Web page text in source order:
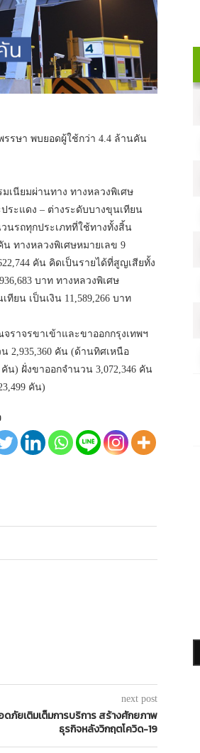
รษา พบยอดผู้ใช้กว่า 4.4 ล้านคัน
เนียมผ่านทาง ทางหลวงพิเศษ
ระแดง – ต่างระดับบางขุนเทียน
นรถทุกประเภทที่ใช้ทางทั้งสิ้น
น ทางหลวงพิเศษหมายเลข 9
คัน คิดเป็นรายได้ที่สูญเสียทั้ง
บาท ทางหลวงพิเศษ
ยน เป็นเงิน 11,589,266 บาท
ราจรขาเข้าและขาออกกรุงเทพฯ
2,935,360 คัน (ด้านทิศเหนือ
น) ฝั่งขาออกจำนวน 3,072,346 คัน
คัน)
next post
ดภัยเติมเต็มการบริการ สร้างศักยภาพ
ธุรกิจหลังวิกฤตโควิด-19